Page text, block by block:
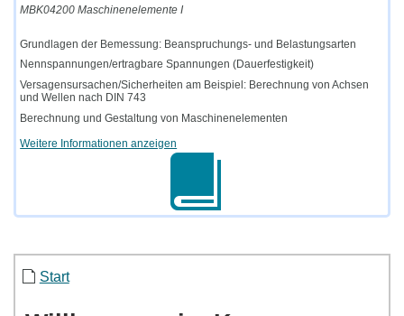
MBK04200 Maschinenelemente I
Grundlagen der Bemessung: Beanspruchungs- und Belastungsarten
Nennspannungen/ertragbare Spannungen (Dauerfestigkeit)
Versagensursachen/Sicherheiten am Beispiel: Berechnung von Achsen
und Wellen nach DIN 743
Berechnung und Gestaltung von Maschinenelementen
Weitere Informationen anzeigen
Start